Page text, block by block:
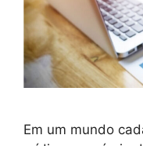
Em um mundo